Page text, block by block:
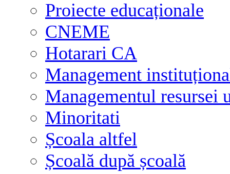
Proiecte educaționale
CNEME
Hotarari CA
Management
Managementul resursei
Minoritati
Școala altfel
Școală după școală